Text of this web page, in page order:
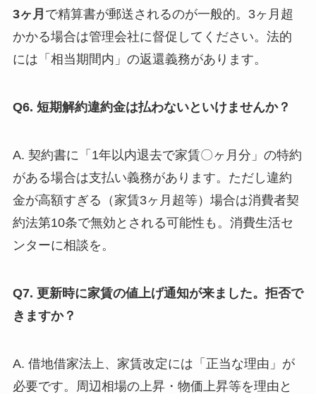
3ヶ月 で精算書が郵送されるのが一般的。3ヶ月超
かかる場合は管理会社に督促してください。法的
には「相当期間内」の返還義務があります。
Q6. 短期解約違約金は払わないといけませんか？
A. 契約書に「1年以内退去で家賃〇ヶ月分」の特約
がある場合は支払い義務があります。ただし違約
金が高額すぎる（家賃3ヶ月超等）場合は消費者契
約法第10条で無効とされる可能性も。消費生活セ
ンターに相談を。
Q7. 更新時に家賃の値上げ通知が来ました。拒否で
きますか？
A. 借地借家法上、家賃改定には「正当な理由」が
必要です。周辺相場の上昇・物価上昇等を理由と